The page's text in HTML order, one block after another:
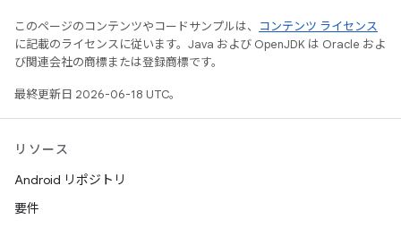
このページのコンテンツやコードサンプルは、
コンテンツ ライセンス
に記載のライセンスに従います。Java および OpenJDK は Oracle およ
び関連会社の商標または登録商標です。
最終更新日 2026-06-18 UTC。
リソース
Android リポジトリ
要件